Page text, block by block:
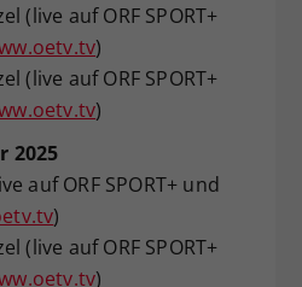
(live auf ORF SPORT+
)
(live auf ORF SPORT+
)
2025
auf ORF SPORT+ und
)
(live auf ORF SPORT+
)